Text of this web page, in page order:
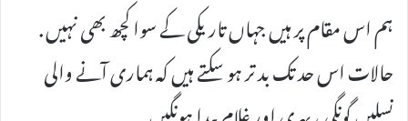
ہم اس مقام پر ہیں جہاں تاریکی کے سوا کچھ بھی نہیں .
حالات اس حد تک بد تر ہو سکتے ہیں کہ ہماری آنے والی